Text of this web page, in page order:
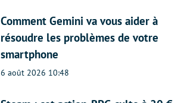
Comment Gemini va vous aider à
résoudre les problèmes de votre
smartphone
6 août 2026 10:48